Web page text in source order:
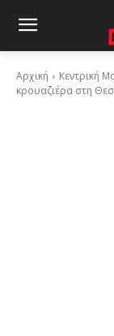
Αρχική Κεντρική
κρουαζιέρα στη